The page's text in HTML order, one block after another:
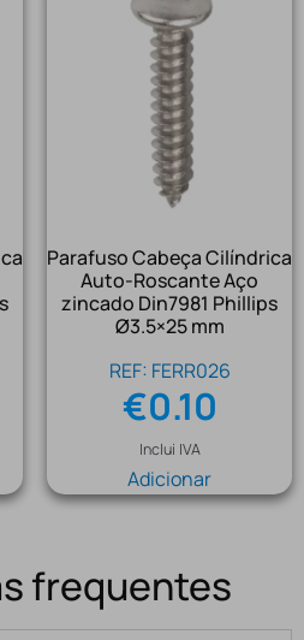
Parafuso Cabeça Cilíndrica
Auto-Roscante Aço
zincado Din7981 Phillips
Ø3.5×25 mm
REF: FERR026
€0.10
Inclui IVA
Adicionar
frequentes